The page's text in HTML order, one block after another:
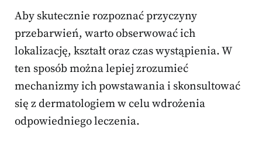
Aby skutecznie rozpoznać przyczyny
przebarwień, warto obserwować ich
lokalizację, kształt oraz czas wystąpienia. W
ten sposób można lepiej zrozumieć
mechanizmy ich powstawania i skonsultować
się z dermatologiem w celu wdrożenia
odpowiedniego leczenia.